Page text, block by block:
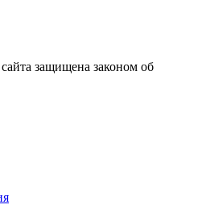
защищена законом об